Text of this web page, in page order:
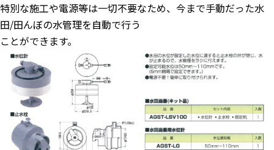
特別な施工や電源等は一切不要なため、今まで手動だった水
田/田んぼの水管理を自動で行う
ことができます。